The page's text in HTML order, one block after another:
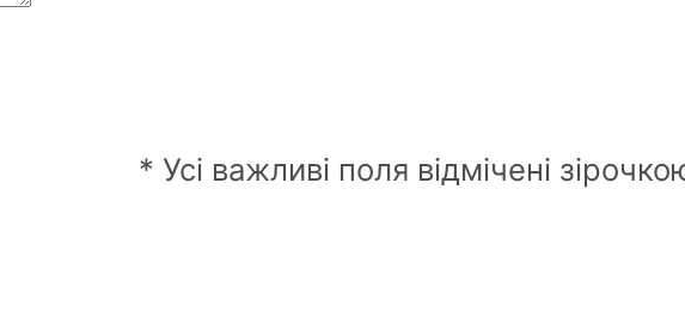
* Усі важливі поля відмічені